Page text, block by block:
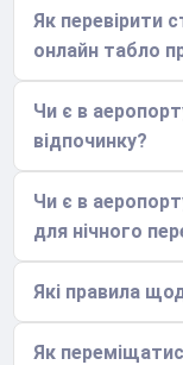
Як перевірити
онлайн табло
Чи є в
відпочинку?
Чи є в
для нічного
Які правила
Як